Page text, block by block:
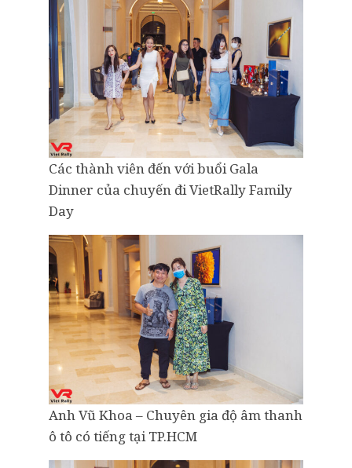
Các thành viên đến với buổi Gala
Dinner của chuyến đi VietRally Family
Day
Anh Vũ Khoa – Chuyên gia độ âm thanh
ô tô có tiếng tại TP.HCM